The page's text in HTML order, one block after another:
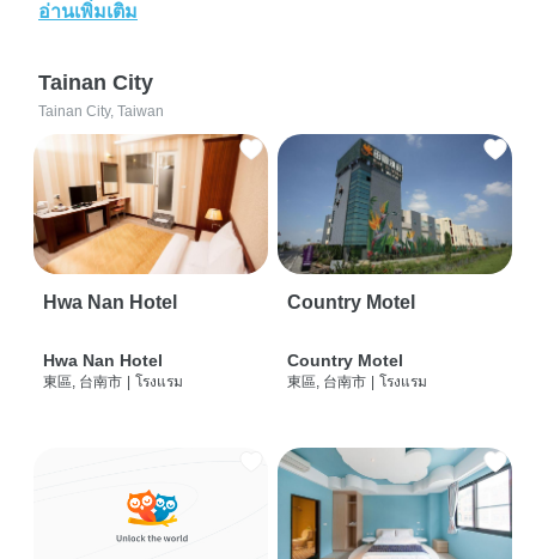
อ่านเพิ่มเติม
Tainan City
Tainan City, Taiwan
Hwa Nan Hotel
Hwa Nan Hotel
東區, 台南市 | โรงแรม
Country Motel
Country Motel
東區, 台南市 | โรงแรม